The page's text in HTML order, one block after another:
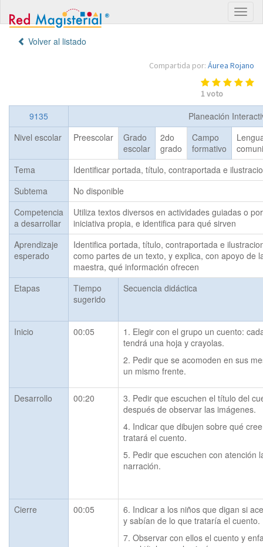
Volver al listado
Compartida por: Áurea Rojano
1voto
9135
Planeación
Nivel escolar
Preescolar
Grado
escolar
2do
grado
Campo
formativo
Tema
Identificar portada, título, contraportada e
Subtema
No disponible
Competencia
a desarrollar
Utiliza textos diversos en actividades guiadas o por
iniciativa propia, e identifica para qué sirven
Aprendizaje
esperado
Identifica portada, título, contraportada e
como partes de un texto, y explica, con apoyo de
maestra, qué información ofrecen
Etapas
Tiempo
sugerido
Secuencia didáctica
Inicio 00:05
1. Elegir con el grupo un cuento:
tendrá una hoja y crayolas.
2. Pedir que se acomoden en sus
un mismo frente.
Desarrollo 00:20
3. Pedir que escuchen el título del
después de observar las imágenes.
4. Indicar que dibujen sobre qué
tratará el cuento.
5. Pedir que escuchen con atención
narración.
Cierre 00:05
6. Indicar a los niños que digan si
y sabían de lo que trataría el cuento.
7. Observar con ellos el cuento y